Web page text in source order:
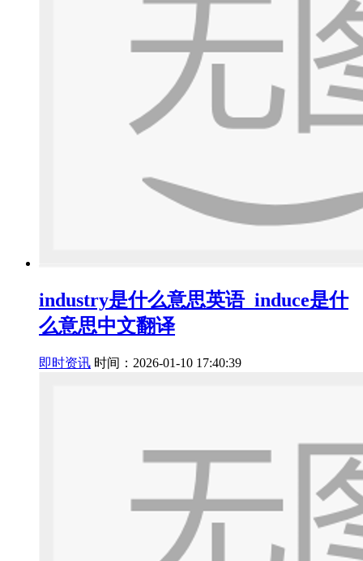
industry是什么意思英语_induce是什
么意思中文翻译
即时资讯 时间：2026-01-10 17:40:39